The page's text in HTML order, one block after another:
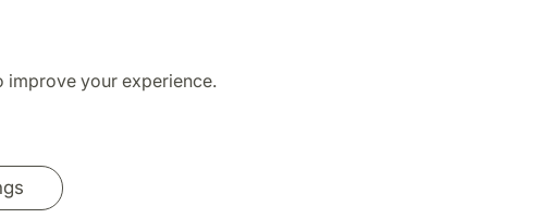
improve your experience.